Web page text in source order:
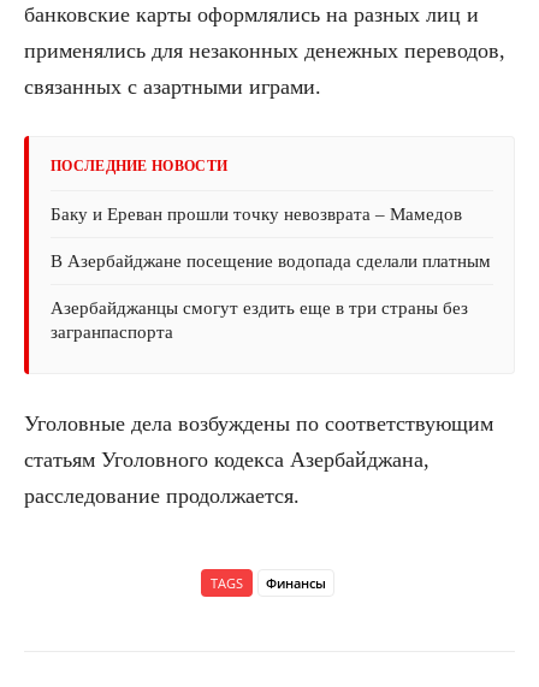
банковские карты оформлялись на разных лиц и
применялись для незаконных денежных переводов,
связанных с азартными играми.
ПОСЛЕДНИЕ НОВОСТИ
Баку и Ереван прошли точку невозврата – Мамедов
В Азербайджане посещение водопада сделали платным
Азербайджанцы смогут ездить еще в три страны без
загранпаспорта
Уголовные дела возбуждены по соответствующим
статьям Уголовного кодекса Азербайджана,
расследование продолжается.
TAGS Финансы